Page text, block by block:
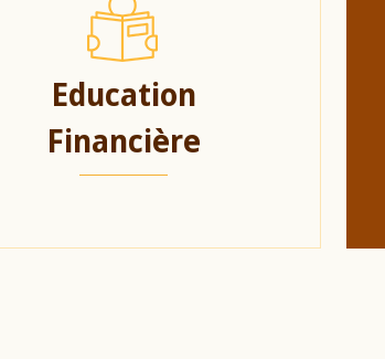
Education
Financière